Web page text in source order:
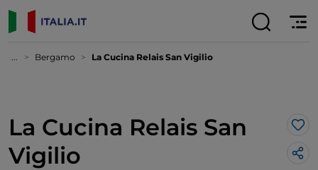
... Bergamo La Cucina Relais San Vigilio
La Cucina Relais San
Vigilio